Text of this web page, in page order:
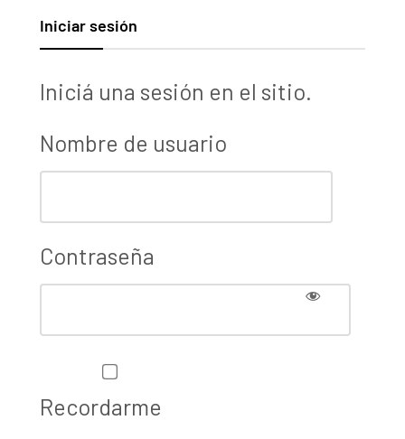
Iniciar sesión
Iniciá una sesión en el sitio.
Nombre de usuario
Contraseña
Recordarme